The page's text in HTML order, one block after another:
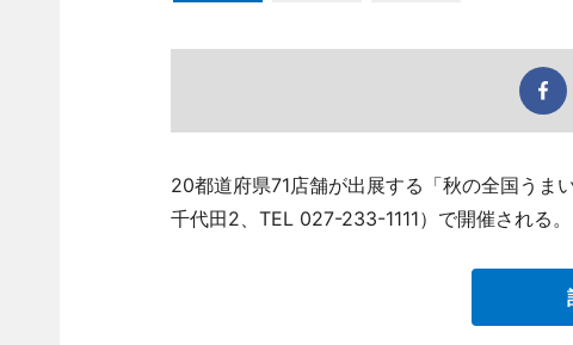
20都道府県71店舗が出展する「秋の全国うま
千代田2、TEL 027-233-1111）で開催される。